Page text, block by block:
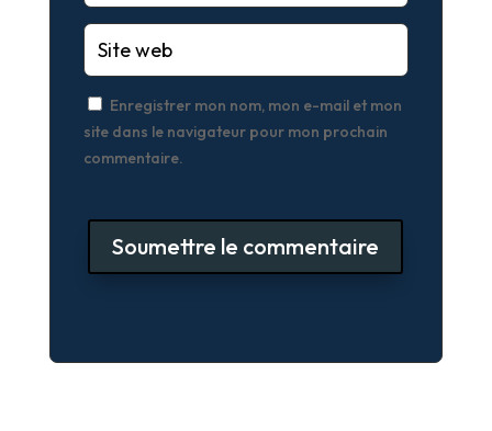
Enregistrer mon nom, mon e-mail et mon
site dans le navigateur pour mon prochain
commentaire.
Soumettre le commentaire